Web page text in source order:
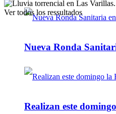
Nueva Ronda
Realizan este
Ver todos los ressultados